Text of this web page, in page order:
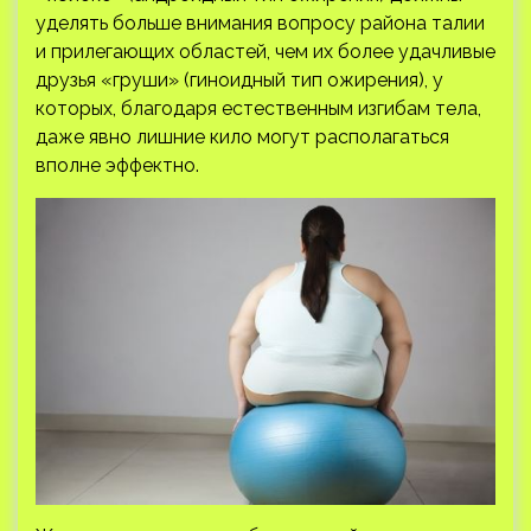
уделять больше внимания вопросу района талии
и прилегающих областей, чем их более удачливые
друзья «груши» (гиноидный тип ожирения), у
которых, благодаря естественным изгибам тела,
даже явно лишние кило могут располагаться
вполне эффектно.